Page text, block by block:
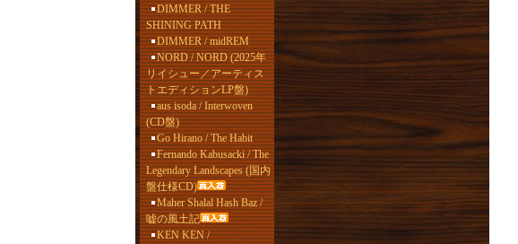
DIMMER / THE
SHINING PATH
DIMMER / midREM
NORD / NORD (2025年
リイシュー／アーティス
トエディションLP盤)
aus isoda / Interwoven
(CD盤)
Go Hirano / The Habit
Fernando Kabusacki / The
Legendary Landscapes (国内
盤仕様CD)
Maher Shalal Hash Baz /
嘘の風土記
KEN KEN /